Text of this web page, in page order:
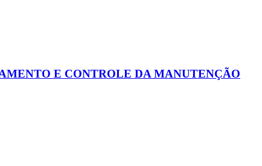
E CONTROLE DA MANUTENÇÃO